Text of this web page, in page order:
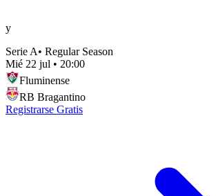
y
Serie A• Regular Season
Mié 22 jul • 20:00
Fluminense
RB Bragantino
Registrarse Gratis